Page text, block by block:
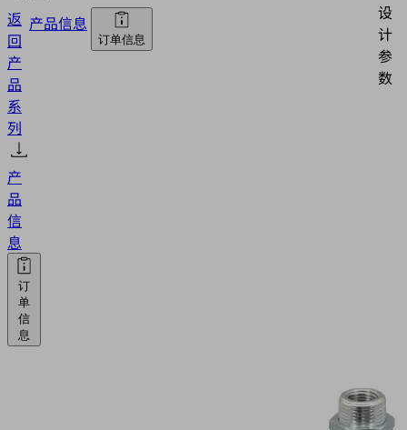
返
回
产
品
系
列
产
品
信
息
订
单
信
息
产品信息
订单信息
设
计
参
数